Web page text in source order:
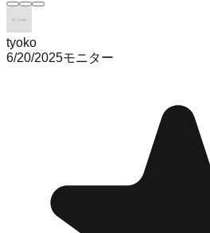
tyoko
6/20/2025モニター